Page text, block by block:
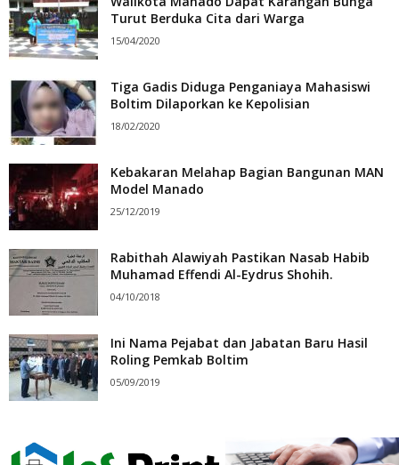
Turut Berduka Cita dari Warga
15/04/2020
Tiga Gadis Diduga Penganiaya Mahasiswi
Boltim Dilaporkan ke Kepolisian
18/02/2020
Kebakaran Melahap Bagian Bangunan MAN
Model Manado
25/12/2019
Rabithah Alawiyah Pastikan Nasab Habib
Muhamad Effendi Al-Eydrus Shohih.
04/10/2018
Ini Nama Pejabat dan Jabatan Baru Hasil
Roling Pemkab Boltim
05/09/2019